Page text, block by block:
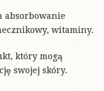
absorbowanie
witaminy.
który mogą
swojej skóry.